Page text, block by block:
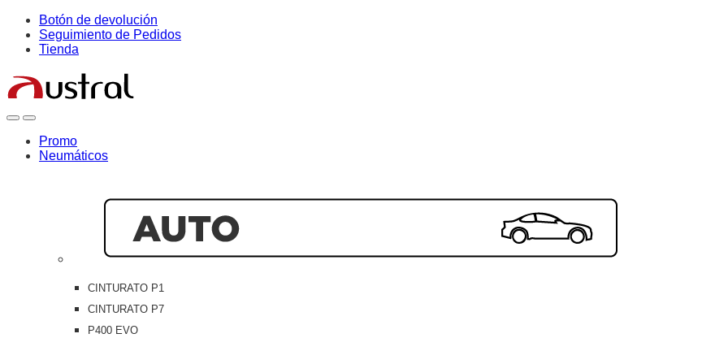
Skip
navigation
Skip
content
Botón de devolución
Seguimiento de Pedidos
Tienda
OpenClose
Promo
Neumáticos
CINTURATO P1
CINTURATO P7
P400 EVO